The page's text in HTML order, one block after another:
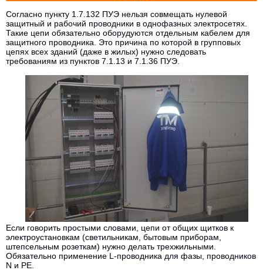
Согласно пункту 1.7.132 ПУЭ нельзя совмещать нулевой
защитный и рабочий проводники в однофазных электросетях.
Такие цепи обязательно оборудуются отдельным кабелем для
защитного проводника. Это причина по которой в групповых
цепях всех зданий (даже в жилых) нужно следовать
требованиям из пунктов 7.1.13 и 7.1.36 ПУЭ.
Если говорить простыми словами, цепи от общих щитков к
электроустановкам (светильникам, бытовым приборам,
штепсельным розеткам) нужно делать трехжильными.
Обязательно применение L-проводника для фазы, проводников
N и PE.